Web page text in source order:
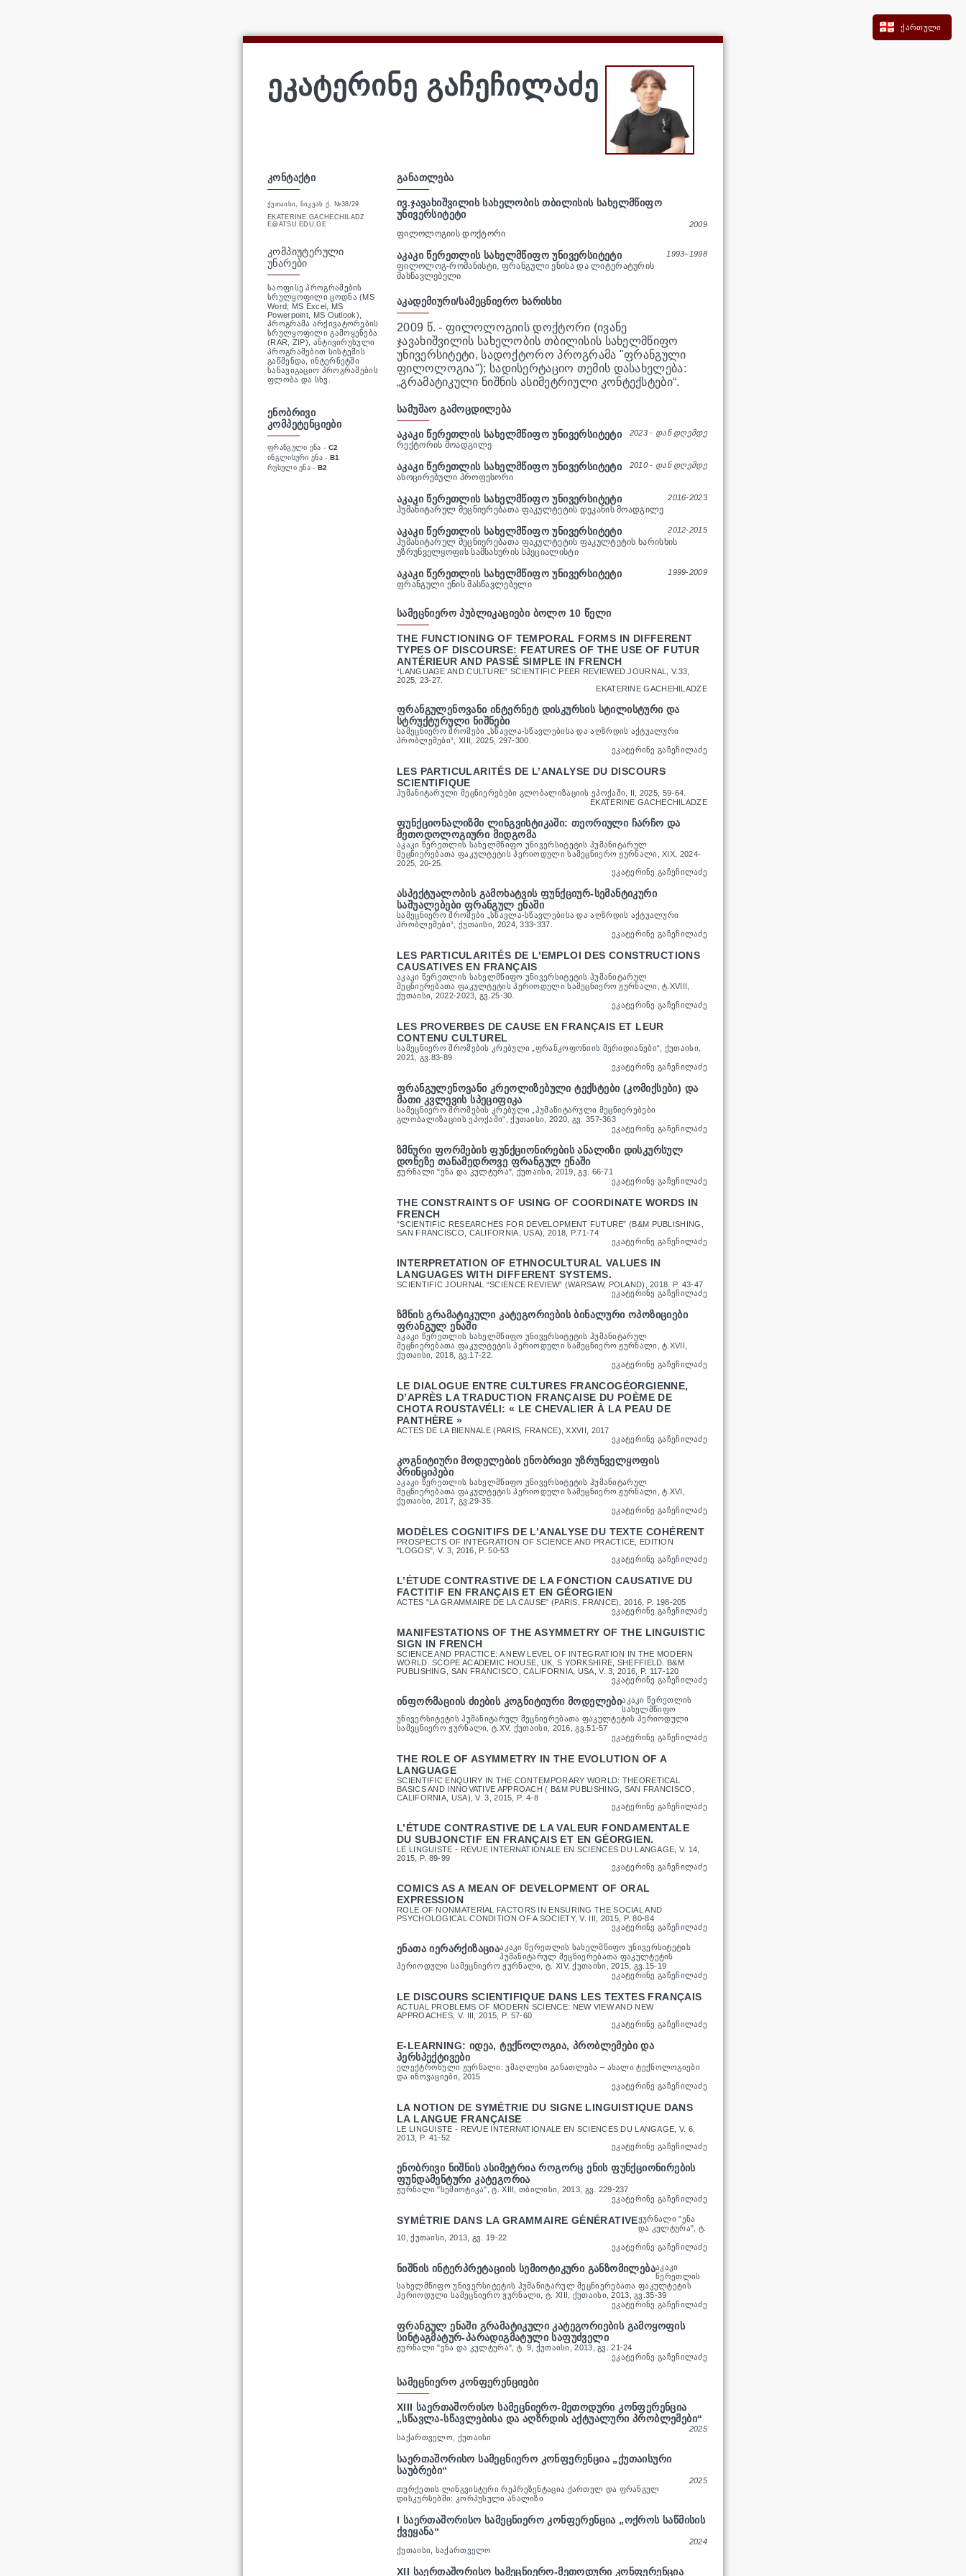
ქართული
ᲔᲙᲐᲢᲔᲠᲘᲜᲔ ᲒᲐᲩᲔᲩᲘᲚᲐᲫᲔ
ᲙᲝᲜᲢᲐᲥᲢᲘ
ᲥᲣᲗᲐᲘᲡᲘ, ᲜᲘᲙᲔᲐᲡ Ქ. №38/29
EKATERINE.GACHECHILADZ
E@ATSU.EDU.GE
ᲙᲝᲛᲞᲘᲣᲢᲔᲠᲣᲚᲘ
ᲣᲜᲐᲠᲔᲑᲘ
საოფისე პროგრამების
სრულყოფილი ცოდნა (MS
Word; MS Excel, MS
Powerpoint, MS Outlook),
პროგრამა არქივატორების
სრულყოფილი გამოყენება
(RAR, ZIP), ანტივირუსული
პროგრამებით სისტემის
გაწმენდა, ინტერნეტში
სანავიგაციო პროგრამების
ფლობა და სხვ.
ᲔᲜᲝᲑᲠᲘᲕᲘ
ᲙᲝᲛᲞᲔᲢᲔᲜᲪᲘᲔᲑᲘ
ᲤᲠᲐᲜᲒᲣᲚᲘ ᲔᲜᲐ - C2
ᲘᲜᲒᲚᲘᲡᲣᲠᲘ ᲔᲜᲐ - B1
ᲠᲣᲡᲣᲚᲘ ᲔᲜᲐ - B2
ᲒᲐᲜᲐᲗᲚᲔᲑᲐ
ᲘᲕ.ᲯᲐᲕᲐᲮᲘᲨᲕᲘᲚᲘᲡ ᲡᲐᲮᲔᲚᲝᲑᲘᲡ ᲗᲑᲘᲚᲘᲡᲘᲡ ᲡᲐᲮᲔᲚᲛᲬᲘᲤᲝ
ᲣᲜᲘᲕᲔᲠᲡᲘᲢᲔᲢᲘ
2009
ᲤᲘᲚᲝᲚᲝᲒᲘᲘᲡ ᲓᲝᲥᲢᲝᲠᲘ
ᲐᲙᲐᲙᲘ ᲬᲔᲠᲔᲗᲚᲘᲡ ᲡᲐᲮᲔᲚᲛᲬᲘᲤᲝ ᲣᲜᲘᲕᲔᲠᲡᲘᲢᲔᲢᲘ 1993–1998
ᲤᲘᲚᲝᲚᲝᲒ-ᲠᲝᲛᲐᲜᲘᲡᲢᲘ, ᲤᲠᲐᲜᲒᲣᲚᲘ ᲔᲜᲘᲡᲐ ᲓᲐ ᲚᲘᲢᲔᲠᲐᲢᲣᲠᲘᲡ
ᲛᲐᲡᲬᲐᲕᲚᲔᲑᲔᲚᲘ
ᲐᲙᲐᲓᲔᲛᲘᲣᲠᲘ/ᲡᲐᲛᲔᲪᲜᲘᲔᲠᲝ ᲮᲐᲠᲘᲡᲮᲘ
2009 წ. - ფილოლოგიის დოქტორი (ივანე
ჯავახიშვილის სახელობის თბილისის სახელმწიფო
უნივერსიტეტი, სადოქტორო პროგრამა "ფრანგული
ფილოლოგია"); სადისერტაციო თემის დასახელება:
„გრამატიკული ნიშნის ასიმეტრიული კონტექსტები“.
ᲡᲐᲛᲣᲨᲐᲝ ᲒᲐᲛᲝᲪᲓᲘᲚᲔᲑᲐ
ᲐᲙᲐᲙᲘ ᲬᲔᲠᲔᲗᲚᲘᲡ ᲡᲐᲮᲔᲚᲛᲬᲘᲤᲝ ᲣᲜᲘᲕᲔᲠᲡᲘᲢᲔᲢᲘ 2023 - ᲓᲐᲜ ᲓᲦᲔᲛᲓᲔ
ᲠᲔᲥᲢᲝᲠᲘᲡ ᲛᲝᲐᲓᲒᲘᲚᲔ
ᲐᲙᲐᲙᲘ ᲬᲔᲠᲔᲗᲚᲘᲡ ᲡᲐᲮᲔᲚᲛᲬᲘᲤᲝ ᲣᲜᲘᲕᲔᲠᲡᲘᲢᲔᲢᲘ 2010 - ᲓᲐᲜ ᲓᲦᲔᲛᲓᲔ
ᲐᲡᲝᲪᲘᲠᲔᲑᲣᲚᲘ ᲞᲠᲝᲤᲔᲡᲝᲠᲘ
ᲐᲙᲐᲙᲘ ᲬᲔᲠᲔᲗᲚᲘᲡ ᲡᲐᲮᲔᲚᲛᲬᲘᲤᲝ ᲣᲜᲘᲕᲔᲠᲡᲘᲢᲔᲢᲘ 2016-2023
ᲰᲣᲛᲐᲜᲘᲢᲐᲠᲣᲚ ᲛᲔᲪᲜᲘᲔᲠᲔᲑᲐᲗᲐ ᲤᲐᲙᲣᲚᲢᲔᲢᲘᲡ ᲓᲔᲙᲐᲜᲘᲡ ᲛᲝᲐᲓᲒᲘᲚᲔ
ᲐᲙᲐᲙᲘ ᲬᲔᲠᲔᲗᲚᲘᲡ ᲡᲐᲮᲔᲚᲛᲬᲘᲤᲝ ᲣᲜᲘᲕᲔᲠᲡᲘᲢᲔᲢᲘ 2012-2015
ᲰᲣᲛᲐᲜᲘᲢᲐᲠᲣᲚ ᲛᲔᲪᲜᲘᲔᲠᲔᲑᲐᲗᲐ ᲤᲐᲙᲣᲚᲢᲔᲢᲘᲡ ᲤᲐᲙᲣᲚᲢᲔᲢᲘᲡ ᲮᲐᲠᲘᲡᲮᲘᲡ
ᲣᲖᲠᲣᲜᲕᲔᲚᲧᲝᲤᲘᲡ ᲡᲐᲛᲡᲐᲮᲣᲠᲘᲡ ᲡᲞᲔᲪᲘᲐᲚᲘᲡᲢᲘ
ᲐᲙᲐᲙᲘ ᲬᲔᲠᲔᲗᲚᲘᲡ ᲡᲐᲮᲔᲚᲛᲬᲘᲤᲝ ᲣᲜᲘᲕᲔᲠᲡᲘᲢᲔᲢᲘ 1999-2009
ᲤᲠᲐᲜᲒᲣᲚᲘ ᲔᲜᲘᲡ ᲛᲐᲡᲬᲐᲕᲚᲔᲑᲔᲚᲘ
ᲡᲐᲛᲔᲪᲜᲘᲔᲠᲝ ᲞᲣᲑᲚᲘᲙᲐᲪᲘᲔᲑᲘ ᲑᲝᲚᲝ 10 ᲬᲔᲚᲘ
THE FUNCTIONING OF TEMPORAL FORMS IN DIFFERENT
TYPES OF DISCOURSE: FEATURES OF THE USE OF FUTUR
ANTÉRIEUR AND PASSÉ SIMPLE IN FRENCH
“LANGUAGE AND CULTURE” SCIENTIFIC PEER REVIEWED JOURNAL, V.33,
2025, 23-27.
EKATERINE GACHEHILADZE
ᲤᲠᲐᲜᲒᲣᲚᲔᲜᲝᲕᲐᲜᲘ ᲘᲜᲢᲔᲠᲜᲔᲢ ᲓᲘᲡᲙᲣᲠᲡᲘᲡ ᲡᲢᲘᲚᲘᲡᲢᲣᲠᲘ ᲓᲐ
ᲡᲢᲠᲣᲥᲢᲣᲠᲣᲚᲘ ᲜᲘᲨᲜᲔᲑᲘ
ᲡᲐᲛᲔᲪᲜᲘᲔᲠᲝ ᲨᲠᲝᲛᲔᲑᲘ „ᲡᲬᲐᲕᲚᲐ-ᲡᲬᲐᲕᲚᲔᲑᲘᲡᲐ ᲓᲐ ᲐᲦᲖᲠᲓᲘᲡ ᲐᲥᲢᲣᲐᲚᲣᲠᲘ
ᲞᲠᲝᲑᲚᲔᲛᲔᲑᲘ“, XIII, 2025, 297-300.
ᲔᲙᲐᲢᲔᲠᲘᲜᲔ ᲒᲐᲩᲔᲩᲘᲚᲐᲫᲔ
LES PARTICULARITÉS DE L’ANALYSE DU DISCOURS
SCIENTIFIQUE
ᲰᲣᲛᲐᲜᲘᲢᲐᲠᲣᲚᲘ ᲛᲔᲪᲜᲘᲔᲠᲔᲑᲔᲑᲘ ᲒᲚᲝᲑᲐᲚᲘᲖᲐᲪᲘᲘᲡ ᲔᲞᲝᲥᲐᲨᲘ, II, 2025, 59-64.
EKATERINE GACHECHILADZE
ᲤᲣᲜᲥᲪᲘᲝᲜᲐᲚᲘᲖᲛᲘ ᲚᲘᲜᲒᲕᲘᲡᲢᲘᲙᲐᲨᲘ: ᲗᲔᲝᲠᲘᲣᲚᲘ ᲩᲐᲠᲩᲝ ᲓᲐ
ᲛᲔᲗᲝᲓᲝᲚᲝᲒᲘᲣᲠᲘ ᲛᲘᲓᲒᲝᲛᲐ
ᲐᲙᲐᲙᲘ ᲬᲔᲠᲔᲗᲚᲘᲡ ᲡᲐᲮᲔᲚᲛᲬᲘᲤᲝ ᲣᲜᲘᲕᲔᲠᲡᲘᲢᲔᲢᲘᲡ ᲰᲣᲛᲐᲜᲘᲢᲐᲠᲣᲚ
ᲛᲔᲪᲜᲘᲔᲠᲔᲑᲐᲗᲐ ᲤᲐᲙᲣᲚᲢᲔᲢᲘᲡ ᲞᲔᲠᲘᲝᲓᲣᲚᲘ ᲡᲐᲛᲔᲪᲜᲘᲔᲠᲝ ᲟᲣᲠᲜᲐᲚᲘ, XIX, 2024-
2025, 20-25.
ᲔᲙᲐᲢᲔᲠᲘᲜᲔ ᲒᲐᲩᲔᲩᲘᲚᲐᲫᲔ
ᲐᲡᲞᲔᲥᲢᲣᲐᲚᲝᲑᲘᲡ ᲒᲐᲛᲝᲮᲐᲢᲕᲘᲡ ᲤᲣᲜᲥᲪᲘᲣᲠ-ᲡᲔᲛᲐᲜᲢᲘᲙᲣᲠᲘ
ᲡᲐᲨᲣᲐᲚᲔᲑᲔᲑᲘ ᲤᲠᲐᲜᲒᲣᲚ ᲔᲜᲐᲨᲘ
ᲡᲐᲛᲔᲪᲜᲘᲔᲠᲝ ᲨᲠᲝᲛᲔᲑᲘ „ᲡᲬᲐᲕᲚᲐ-ᲡᲬᲐᲕᲚᲔᲑᲘᲡᲐ ᲓᲐ ᲐᲦᲖᲠᲓᲘᲡ ᲐᲥᲢᲣᲐᲚᲣᲠᲘ
ᲞᲠᲝᲑᲚᲔᲛᲔᲑᲘ“, ᲥᲣᲗᲐᲘᲡᲘ, 2024, 333-337.
ᲔᲙᲐᲢᲔᲠᲘᲜᲔ ᲒᲐᲩᲔᲩᲘᲚᲐᲫᲔ
LES PARTICULARITÉS DE L'EMPLOI DES CONSTRUCTIONS
CAUSATIVES EN FRANÇAIS
ᲐᲙᲐᲙᲘ ᲬᲔᲠᲔᲗᲚᲘᲡ ᲡᲐᲮᲔᲚᲛᲬᲘᲤᲝ ᲣᲜᲘᲕᲔᲠᲡᲘᲢᲔᲢᲘᲡ ᲰᲣᲛᲐᲜᲘᲢᲐᲠᲣᲚ
ᲛᲔᲪᲜᲘᲔᲠᲔᲑᲐᲗᲐ ᲤᲐᲙᲣᲚᲢᲔᲢᲘᲡ ᲞᲔᲠᲘᲝᲓᲣᲚᲘ ᲡᲐᲛᲔᲪᲜᲘᲔᲠᲝ ᲟᲣᲠᲜᲐᲚᲘ, Ტ.XVIII,
ᲥᲣᲗᲐᲘᲡᲘ, 2022-2023, ᲒᲕ.25-30.
ᲔᲙᲐᲢᲔᲠᲘᲜᲔ ᲒᲐᲩᲔᲩᲘᲚᲐᲫᲔ
LES PROVERBES DE CAUSE EN FRANÇAIS ET LEUR
CONTENU CULTUREL
ᲡᲐᲛᲔᲪᲜᲘᲔᲠᲝ ᲨᲠᲝᲛᲔᲑᲘᲡ ᲙᲠᲔᲑᲣᲚᲘ „ᲤᲠᲐᲜᲙᲝᲤᲝᲜᲘᲘᲡ ᲛᲔᲠᲘᲓᲘᲐᲜᲔᲑᲘ“, ᲥᲣᲗᲐᲘᲡᲘ,
2021, ᲒᲕ.83-89
ᲔᲙᲐᲢᲔᲠᲘᲜᲔ ᲒᲐᲩᲔᲩᲘᲚᲐᲫᲔ
ᲤᲠᲐᲜᲒᲣᲚᲔᲜᲝᲕᲐᲜᲘ ᲙᲠᲔᲝᲚᲘᲖᲔᲑᲣᲚᲘ ᲢᲔᲥᲡᲢᲔᲑᲘ (ᲙᲝᲛᲘᲥᲡᲔᲑᲘ) ᲓᲐ
ᲛᲐᲗᲘ ᲙᲕᲚᲔᲕᲘᲡ ᲡᲞᲔᲪᲘᲤᲘᲙᲐ
ᲡᲐᲛᲔᲪᲜᲘᲔᲠᲝ ᲨᲠᲝᲛᲔᲑᲘᲡ ᲙᲠᲔᲑᲣᲚᲘ „ᲰᲣᲛᲐᲜᲘᲢᲐᲠᲣᲚᲘ ᲛᲔᲪᲜᲘᲔᲠᲔᲑᲔᲑᲘ
ᲒᲚᲝᲑᲐᲚᲘᲖᲐᲪᲘᲘᲡ ᲔᲞᲝᲥᲐᲨᲘ“, ᲥᲣᲗᲐᲘᲡᲘ, 2020, ᲒᲕ. 357-363
ᲔᲙᲐᲢᲔᲠᲘᲜᲔ ᲒᲐᲩᲔᲩᲘᲚᲐᲫᲔ
ᲖᲛᲜᲣᲠᲘ ᲤᲝᲠᲛᲔᲑᲘᲡ ᲤᲣᲜᲥᲪᲘᲝᲜᲘᲠᲔᲑᲘᲡ ᲐᲜᲐᲚᲘᲖᲘ ᲓᲘᲡᲙᲣᲠᲡᲣᲚ
ᲓᲝᲜᲔᲖᲔ ᲗᲐᲜᲐᲛᲔᲓᲠᲝᲕᲔ ᲤᲠᲐᲜᲒᲣᲚ ᲔᲜᲐᲨᲘ
ᲟᲣᲠᲜᲐᲚᲘ "ᲔᲜᲐ ᲓᲐ ᲙᲣᲚᲢᲣᲠᲐ", ᲥᲣᲗᲐᲘᲡᲘ, 2019, ᲒᲕ. 66-71
ᲔᲙᲐᲢᲔᲠᲘᲜᲔ ᲒᲐᲩᲔᲩᲘᲚᲐᲫᲔ
THE CONSTRAINTS OF USING OF COORDINATE WORDS IN
FRENCH
“SCIENTIFIC RESEARCHES FOR DEVELOPMENT FUTURE” (B&M PUBLISHING,
SAN FRANCISCO, CALIFORNIA, USA), 2018, P.71-74
ᲔᲙᲐᲢᲔᲠᲘᲜᲔ ᲒᲐᲩᲔᲩᲘᲚᲐᲫᲔ
INTERPRETATION OF ETHNOCULTURAL VALUES IN
LANGUAGES WITH DIFFERENT SYSTEMS.
SCIENTIFIC JOURNAL “SCIENCE REVIEW” (WARSAW, POLAND), 2018. P. 43-47
ᲔᲙᲐᲢᲔᲠᲘᲜᲔ ᲒᲐᲩᲔᲩᲘᲚᲐᲫᲔ
ᲖᲛᲜᲘᲡ ᲒᲠᲐᲛᲐᲢᲘᲙᲣᲚᲘ ᲙᲐᲢᲔᲒᲝᲠᲘᲔᲑᲘᲡ ᲑᲘᲜᲐᲚᲣᲠᲘ ᲝᲞᲝᲖᲘᲪᲘᲔᲑᲘ
ᲤᲠᲐᲜᲒᲣᲚ ᲔᲜᲐᲨᲘ
ᲐᲙᲐᲙᲘ ᲬᲔᲠᲔᲗᲚᲘᲡ ᲡᲐᲮᲔᲚᲛᲬᲘᲤᲝ ᲣᲜᲘᲕᲔᲠᲡᲘᲢᲔᲢᲘᲡ ᲰᲣᲛᲐᲜᲘᲢᲐᲠᲣᲚ
ᲛᲔᲪᲜᲘᲔᲠᲔᲑᲐᲗᲐ ᲤᲐᲙᲣᲚᲢᲔᲢᲘᲡ ᲞᲔᲠᲘᲝᲓᲣᲚᲘ ᲡᲐᲛᲔᲪᲜᲘᲔᲠᲝ ᲟᲣᲠᲜᲐᲚᲘ, Ტ.XVII,
ᲥᲣᲗᲐᲘᲡᲘ, 2018, ᲒᲕ.17-22.
ᲔᲙᲐᲢᲔᲠᲘᲜᲔ ᲒᲐᲩᲔᲩᲘᲚᲐᲫᲔ
LE DIALOGUE ENTRE CULTURES FRANCOGÉORGIENNE,
D’APRÈS LA TRADUCTION FRANÇAISE DU POÈME DE
CHOTA ROUSTAVÉLI: « LE CHEVALIER À LA PEAU DE
PANTHÈRE »
ACTES DE LA BIENNALE (PARIS, FRANCE), XXVII, 2017
ᲔᲙᲐᲢᲔᲠᲘᲜᲔ ᲒᲐᲩᲔᲩᲘᲚᲐᲫᲔ
ᲙᲝᲒᲜᲘᲢᲘᲣᲠᲘ ᲛᲝᲓᲔᲚᲔᲑᲘᲡ ᲔᲜᲝᲑᲠᲘᲕᲘ ᲣᲖᲠᲣᲜᲕᲔᲚᲧᲝᲤᲘᲡ
ᲞᲠᲘᲜᲪᲘᲞᲔᲑᲘ
ᲐᲙᲐᲙᲘ ᲬᲔᲠᲔᲗᲚᲘᲡ ᲡᲐᲮᲔᲚᲛᲬᲘᲤᲝ ᲣᲜᲘᲕᲔᲠᲡᲘᲢᲔᲢᲘᲡ ᲰᲣᲛᲐᲜᲘᲢᲐᲠᲣᲚ
ᲛᲔᲪᲜᲘᲔᲠᲔᲑᲐᲗᲐ ᲤᲐᲙᲣᲚᲢᲔᲢᲘᲡ ᲞᲔᲠᲘᲝᲓᲣᲚᲘ ᲡᲐᲛᲔᲪᲜᲘᲔᲠᲝ ᲟᲣᲠᲜᲐᲚᲘ, Ტ.XVI,
ᲥᲣᲗᲐᲘᲡᲘ, 2017, ᲒᲕ.29-35.
ᲔᲙᲐᲢᲔᲠᲘᲜᲔ ᲒᲐᲩᲔᲩᲘᲚᲐᲫᲔ
MODÈLES COGNITIFS DE L’ANALYSE DU TEXTE COHÉRENT
PROSPECTS OF INTEGRATION OF SCIENCE AND PRACTICE, EDITION
"LOGOS", V. 3, 2016, P. 50-53
ᲔᲙᲐᲢᲔᲠᲘᲜᲔ ᲒᲐᲩᲔᲩᲘᲚᲐᲫᲔ
L’ÉTUDE CONTRASTIVE DE LA FONCTION CAUSATIVE DU
FACTITIF EN FRANÇAIS ET EN GÉORGIEN
ACTES "LA GRAMMAIRE DE LA CAUSE" (PARIS, FRANCE), 2016, P. 198-205
ᲔᲙᲐᲢᲔᲠᲘᲜᲔ ᲒᲐᲩᲔᲩᲘᲚᲐᲫᲔ
MANIFESTATIONS OF THE ASYMMETRY OF THE LINGUISTIC
SIGN IN FRENCH
SCIENCE AND PRACTICE: A NEW LEVEL OF INTEGRATION IN THE MODERN
WORLD. SCOPE ACADEMIC HOUSE, UK, S YORKSHIRE, SHEFFIELD. B&M
PUBLISHING, SAN FRANCISCO, CALIFORNIA, USA, V. 3, 2016, P. 117-120
ᲔᲙᲐᲢᲔᲠᲘᲜᲔ ᲒᲐᲩᲔᲩᲘᲚᲐᲫᲔ
ᲘᲜᲤᲝᲠᲛᲐᲪᲘᲘᲡ ᲫᲘᲔᲑᲘᲡ ᲙᲝᲒᲜᲘᲢᲘᲣᲠᲘ ᲛᲝᲓᲔᲚᲔᲑᲘᲐᲙᲐᲙᲘ ᲬᲔᲠᲔᲗᲚᲘᲡ
ᲡᲐᲮᲔᲚᲛᲬᲘᲤᲝ
ᲣᲜᲘᲕᲔᲠᲡᲘᲢᲔᲢᲘᲡ ᲰᲣᲛᲐᲜᲘᲢᲐᲠᲣᲚ ᲛᲔᲪᲜᲘᲔᲠᲔᲑᲐᲗᲐ ᲤᲐᲙᲣᲚᲢᲔᲢᲘᲡ ᲞᲔᲠᲘᲝᲓᲣᲚᲘ
ᲡᲐᲛᲔᲪᲜᲘᲔᲠᲝ ᲟᲣᲠᲜᲐᲚᲘ, Ტ.XV, ᲥᲣᲗᲐᲘᲡᲘ, 2016, ᲒᲕ.51-57
ᲔᲙᲐᲢᲔᲠᲘᲜᲔ ᲒᲐᲩᲔᲩᲘᲚᲐᲫᲔ
THE ROLE OF ASYMMETRY IN THE EVOLUTION OF A
LANGUAGE
SCIENTIFIC ENQUIRY IN THE CONTEMPORARY WORLD: THEORETICAL
BASICS AND INNOVATIVE APPROACH ( B&M PUBLISHING, SAN FRANCISCO,
CALIFORNIA, USA), V. 3, 2015, P. 4-8
ᲔᲙᲐᲢᲔᲠᲘᲜᲔ ᲒᲐᲩᲔᲩᲘᲚᲐᲫᲔ
L’ÉTUDE CONTRASTIVE DE LA VALEUR FONDAMENTALE
DU SUBJONCTIF EN FRANÇAIS ET EN GÉORGIEN.
LE LINGUISTE - REVUE INTERNATIONALE EN SCIENCES DU LANGAGE, V. 14,
2015, P. 89-99
ᲔᲙᲐᲢᲔᲠᲘᲜᲔ ᲒᲐᲩᲔᲩᲘᲚᲐᲫᲔ
COMICS AS A MEAN OF DEVELOPMENT OF ORAL
EXPRESSION
ROLE OF NONMATERIAL FACTORS IN ENSURING THE SOCIAL AND
PSYCHOLOGICAL CONDITION OF A SOCIETY, V. III, 2015, P. 80-84
ᲔᲙᲐᲢᲔᲠᲘᲜᲔ ᲒᲐᲩᲔᲩᲘᲚᲐᲫᲔ
ᲔᲜᲐᲗᲐ ᲘᲔᲠᲐᲠᲥᲘᲖᲐᲪᲘᲐᲐᲙᲐᲙᲘ ᲬᲔᲠᲔᲗᲚᲘᲡ ᲡᲐᲮᲔᲚᲛᲬᲘᲤᲝ ᲣᲜᲘᲕᲔᲠᲡᲘᲢᲔᲢᲘᲡ
ᲰᲣᲛᲐᲜᲘᲢᲐᲠᲣᲚ ᲛᲔᲪᲜᲘᲔᲠᲔᲑᲐᲗᲐ ᲤᲐᲙᲣᲚᲢᲔᲢᲘᲡ
ᲞᲔᲠᲘᲝᲓᲣᲚᲘ ᲡᲐᲛᲔᲪᲜᲘᲔᲠᲝ ᲟᲣᲠᲜᲐᲚᲘ, Ტ. XIV, ᲥᲣᲗᲐᲘᲡᲘ, 2015, ᲒᲕ.15-19
ᲔᲙᲐᲢᲔᲠᲘᲜᲔ ᲒᲐᲩᲔᲩᲘᲚᲐᲫᲔ
LE DISCOURS SCIENTIFIQUE DANS LES TEXTES FRANÇAIS
ACTUAL PROBLEMS OF MODERN SCIENCE: NEW VIEW AND NEW
APPROACHES, V. III, 2015, P. 57-60
ᲔᲙᲐᲢᲔᲠᲘᲜᲔ ᲒᲐᲩᲔᲩᲘᲚᲐᲫᲔ
E-LEARNING: ᲘᲓᲔᲐ, ᲢᲔᲥᲜᲝᲚᲝᲒᲘᲐ, ᲞᲠᲝᲑᲚᲔᲛᲔᲑᲘ ᲓᲐ
ᲞᲔᲠᲡᲞᲔᲥᲢᲘᲕᲔᲑᲘ
ᲔᲚᲔᲥᲢᲠᲝᲜᲣᲚᲘ ᲟᲣᲠᲜᲐᲚᲘ: ᲣᲛᲐᲦᲚᲔᲡᲘ ᲒᲐᲜᲐᲗᲚᲔᲑᲐ – ᲐᲮᲐᲚᲘ ᲢᲔᲥᲜᲝᲚᲝᲒᲘᲔᲑᲘ
ᲓᲐ ᲘᲜᲝᲕᲐᲪᲘᲔᲑᲘ, 2015
ᲔᲙᲐᲢᲔᲠᲘᲜᲔ ᲒᲐᲩᲔᲩᲘᲚᲐᲫᲔ
LA NOTION DE SYMÉTRIE DU SIGNE LINGUISTIQUE DANS
LA LANGUE FRANÇAISE
LE LINGUISTE - REVUE INTERNATIONALE EN SCIENCES DU LANGAGE, V. 6,
2013, P. 41-52
ᲔᲙᲐᲢᲔᲠᲘᲜᲔ ᲒᲐᲩᲔᲩᲘᲚᲐᲫᲔ
ᲔᲜᲝᲑᲠᲘᲕᲘ ᲜᲘᲨᲜᲘᲡ ᲐᲡᲘᲛᲔᲢᲠᲘᲐ ᲠᲝᲒᲝᲠᲪ ᲔᲜᲘᲡ ᲤᲣᲜᲥᲪᲘᲝᲜᲘᲠᲔᲑᲘᲡ
ᲤᲣᲜᲓᲐᲛᲔᲜᲢᲣᲠᲘ ᲙᲐᲢᲔᲒᲝᲠᲘᲐ
ᲟᲣᲠᲜᲐᲚᲘ "ᲡᲔᲛᲘᲝᲢᲘᲙᲐ", Ტ. XIII, ᲗᲑᲘᲚᲘᲡᲘ, 2013, ᲒᲕ. 229-237
ᲔᲙᲐᲢᲔᲠᲘᲜᲔ ᲒᲐᲩᲔᲩᲘᲚᲐᲫᲔ
SYMÉTRIE DANS LA GRAMMAIRE GÉNÉRATIVEᲟᲣᲠᲜᲐᲚᲘ "ᲔᲜᲐ
ᲓᲐ ᲙᲣᲚᲢᲣᲠᲐ", Ტ.
10, ᲥᲣᲗᲐᲘᲡᲘ, 2013, ᲒᲕ. 19-22
ᲔᲙᲐᲢᲔᲠᲘᲜᲔ ᲒᲐᲩᲔᲩᲘᲚᲐᲫᲔ
ᲜᲘᲨᲜᲘᲡ ᲘᲜᲢᲔᲠᲞᲠᲔᲢᲐᲪᲘᲘᲡ ᲡᲔᲛᲘᲝᲢᲘᲙᲣᲠᲘ ᲒᲐᲜᲖᲝᲛᲘᲚᲔᲑᲐᲐᲙᲐᲙᲘ
ᲬᲔᲠᲔᲗᲚᲘᲡ
ᲡᲐᲮᲔᲚᲛᲬᲘᲤᲝ ᲣᲜᲘᲕᲔᲠᲡᲘᲢᲔᲢᲘᲡ ᲰᲣᲛᲐᲜᲘᲢᲐᲠᲣᲚ ᲛᲔᲪᲜᲘᲔᲠᲔᲑᲐᲗᲐ ᲤᲐᲙᲣᲚᲢᲔᲢᲘᲡ
ᲞᲔᲠᲘᲝᲓᲣᲚᲘ ᲡᲐᲛᲔᲪᲜᲘᲔᲠᲝ ᲟᲣᲠᲜᲐᲚᲘ, Ტ. XIII, ᲥᲣᲗᲐᲘᲡᲘ, 2013, ᲒᲕ.35-39
ᲔᲙᲐᲢᲔᲠᲘᲜᲔ ᲒᲐᲩᲔᲩᲘᲚᲐᲫᲔ
ᲤᲠᲐᲜᲒᲣᲚ ᲔᲜᲐᲨᲘ ᲒᲠᲐᲛᲐᲢᲘᲙᲣᲚᲘ ᲙᲐᲢᲔᲒᲝᲠᲘᲔᲑᲘᲡ ᲒᲐᲛᲝᲧᲝᲤᲘᲡ
ᲡᲘᲜᲢᲐᲒᲛᲐᲢᲣᲠ-ᲞᲐᲠᲐᲓᲘᲒᲛᲐᲢᲣᲚᲘ ᲡᲐᲤᲣᲫᲕᲔᲚᲘ
ᲟᲣᲠᲜᲐᲚᲘ "ᲔᲜᲐ ᲓᲐ ᲙᲣᲚᲢᲣᲠᲐ", Ტ. 9, ᲥᲣᲗᲐᲘᲡᲘ, 2013, ᲒᲕ. 21-24
ᲔᲙᲐᲢᲔᲠᲘᲜᲔ ᲒᲐᲩᲔᲩᲘᲚᲐᲫᲔ
ᲡᲐᲛᲔᲪᲜᲘᲔᲠᲝ ᲙᲝᲜᲤᲔᲠᲔᲜᲪᲘᲔᲑᲘ
XIII ᲡᲐᲔᲠᲗᲐᲨᲝᲠᲘᲡᲝ ᲡᲐᲛᲔᲪᲜᲘᲔᲠᲝ-ᲛᲔᲗᲝᲓᲣᲠᲘ ᲙᲝᲜᲤᲔᲠᲔᲜᲪᲘᲐ
„ᲡᲬᲐᲕᲚᲐ-ᲡᲬᲐᲕᲚᲔᲑᲘᲡᲐ ᲓᲐ ᲐᲦᲖᲠᲓᲘᲡ ᲐᲥᲢᲣᲐᲚᲣᲠᲘ ᲞᲠᲝᲑᲚᲔᲛᲔᲑᲘ“
2025
ᲡᲐᲥᲐᲠᲗᲕᲔᲚᲝ, ᲥᲣᲗᲐᲘᲡᲘ
ᲡᲐᲔᲠᲗᲐᲨᲝᲠᲘᲡᲝ ᲡᲐᲛᲔᲪᲜᲘᲔᲠᲝ ᲙᲝᲜᲤᲔᲠᲔᲜᲪᲘᲐ „ᲥᲣᲗᲐᲘᲡᲣᲠᲘ
ᲡᲐᲣᲑᲠᲔᲑᲘ“
2025
ᲗᲣᲠᲥᲔᲗᲘᲡ ᲚᲘᲜᲒᲕᲘᲡᲢᲣᲠᲘ ᲠᲔᲞᲠᲔᲖᲔᲜᲢᲐᲪᲘᲐ ᲥᲐᲠᲗᲣᲚ ᲓᲐ ᲤᲠᲐᲜᲒᲣᲚ
ᲓᲘᲡᲙᲣᲠᲡᲔᲑᲨᲘ: ᲙᲝᲠᲞᲣᲡᲣᲚᲘ ᲐᲜᲐᲚᲘᲖᲘ
I ᲡᲐᲔᲠᲗᲐᲨᲝᲠᲘᲡᲝ ᲡᲐᲛᲔᲪᲜᲘᲔᲠᲝ ᲙᲝᲜᲤᲔᲠᲔᲜᲪᲘᲐ „ᲝᲥᲠᲝᲡ ᲡᲐᲬᲛᲘᲡᲘᲡ
ᲥᲕᲔᲧᲐᲜᲐ“
2024
ᲥᲣᲗᲐᲘᲡᲘ, ᲡᲐᲥᲐᲠᲗᲕᲔᲚᲝ
XII ᲡᲐᲔᲠᲗᲐᲨᲝᲠᲘᲡᲝ ᲡᲐᲛᲔᲪᲜᲘᲔᲠᲝ-ᲛᲔᲗᲝᲓᲣᲠᲘ ᲙᲝᲜᲤᲔᲠᲔᲜᲪᲘᲐ